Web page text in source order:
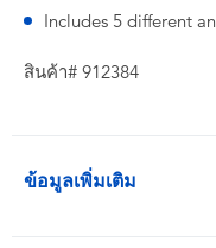
Includes 5 different
สินค้า# 912384
ข้อมูลเพิ่มเติม